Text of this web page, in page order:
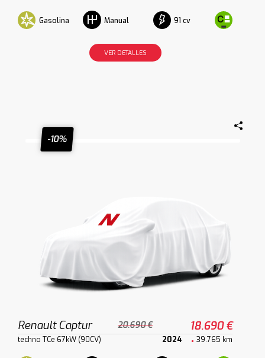
Gasolina Manual 91 cv
VER DETALLES
-10%
Renault Captur 20.690 € 18.690 €
techno TCe 67kW (90CV) 2024 39.765 km